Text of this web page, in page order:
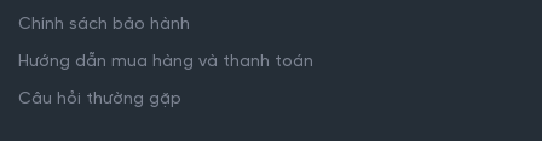
Chính sách bảo hành
Hướng dẫn mua hàng và thanh toán
Câu hỏi thường gặp